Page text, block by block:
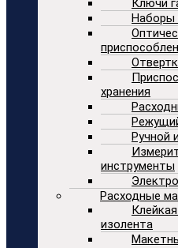
Ключи
Наборы
хранения
Ручной
инструменты
Расходные
изолента